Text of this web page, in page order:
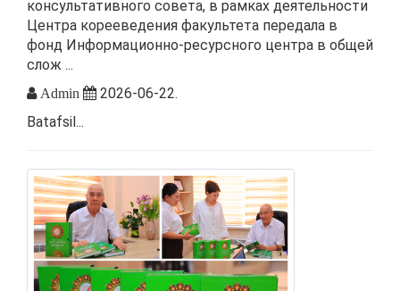
консультативного совета, в рамках деятельности
Центра корееведения факультета передала в
фонд Информационно-ресурсного центра в общей
слож ...
Admin
2026-06-22.
Batafsil...